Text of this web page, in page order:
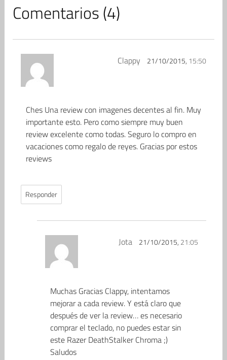
Comentarios (4)
Clappy 21/10/2015, 15:50
Ches Una review con imagenes decentes al fin. Muy
importante esto. Pero como siempre muy buen
review excelente como todas. Seguro lo compro en
vacaciones como regalo de reyes. Gracias por estos
reviews
Responder
Jota 21/10/2015, 21:05
Muchas Gracias Clappy, intentamos
mejorar a cada review. Y está claro que
después de ver la review… es necesario
comprar el teclado, no puedes estar sin
este Razer DeathStalker Chroma ;)
Saludos